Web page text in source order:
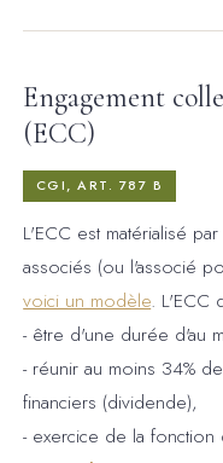
Engagement
(ECC)
CGI, ART. 787 B
L'ECC est matérialisé
associés (ou l'associé
voici un modèle. L'ECC
- être d'une durée d'au
- réunir au moins 34%
financiers (dividende),
- exercice de la fonction